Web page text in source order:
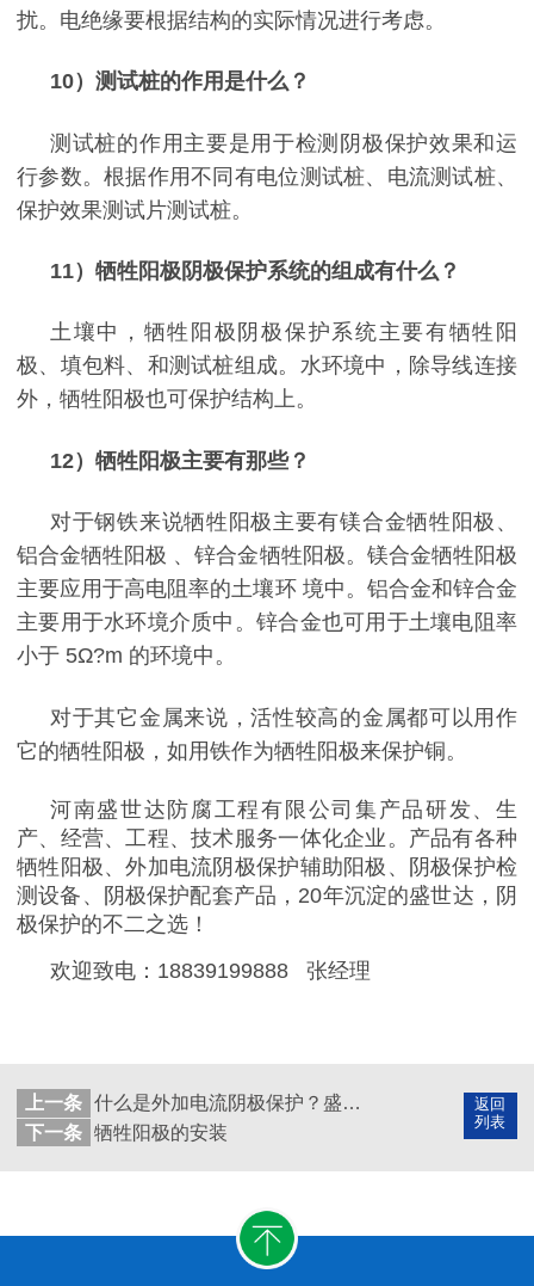
扰。电绝缘要根据结构的实际情况进行考虑。
10）测试桩的作用是什么？
测试桩的作用主要是用于检测阴极保护效果和运
行参数。根据作用不同有电位测试桩、电流测试桩、
保护效果测试片测试桩。
11）牺牲阳极阴极保护系统的组成有什么？
土壤中，牺牲阳极阴极保护系统主要有牺牲阳
极、填包料、和测试桩组成。水环境中，除导线连接
外，牺牲阳极也可保护结构上。
12）牺牲阳极主要有那些？
对于钢铁来说牺牲阳极主要有镁合金牺牲阳极 、
铝合金牺牲阳极 、锌合金牺牲阳极。镁合金牺牲阳极
主要应用于高电阻率的土壤环 境中。铝合金和锌合金
主要用于水环境介质中。锌合金也可用于土壤电阻率
小于 5Ω?m 的环境中。
对于其它金属来说，活性较高的金属都可以用作
它的牺牲阳极，如用铁作为牺牲阳极来保护铜。
河南盛世达防腐工程有限公司 集产品研发、生
产、经营、工程、技术服务一体化企业。产品有各种
牺牲阳极、外加电流阴极保护辅助阳极、阴极保护检
测设备、阴极保护配套产品， 20年沉淀的盛世达，阴
极保护的不二之选！
欢迎致电： 18839199888 张经理
返回
列表
上一条
什么是外加电流阴极保护？盛世达给您答案
下一条 牺牲阳极的安装